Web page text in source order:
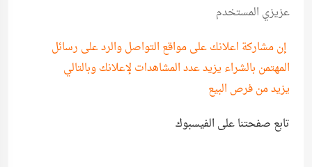
عزيزي المستخدم
إن مشاركة اعلانك على مواقع التواصل والرد على رسائل
المهتمن بالشراء يزيد عدد المشاهدات لإعلانك وبالتالي
يزيد من فرص البيع
تابع صفحتنا على الفيسبوك